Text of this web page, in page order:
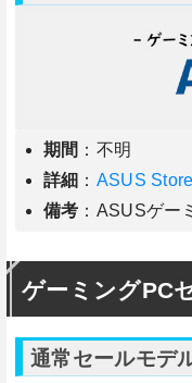
期間 ：不明
詳細 ： ASUS
備考 ：ASUSゲー
ゲーミングPC
通常セールモデ